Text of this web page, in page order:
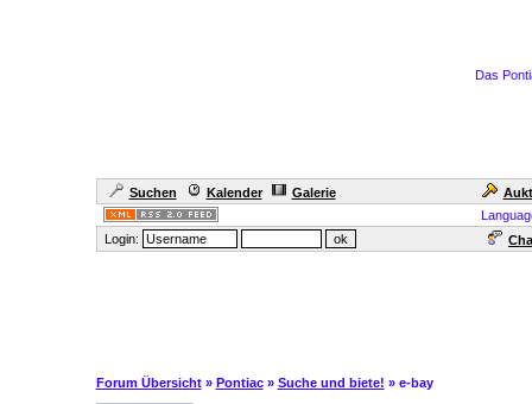
Das
Suchen Kalender Galerie
Login:
Forum Übersicht » Pontiac » Suche und biete! » e-bay